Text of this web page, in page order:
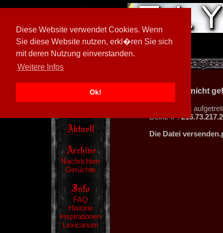
Diese Website verwendet Cookies. Wenn
Sie diese Website nutzen, erkl�ren Sie sich
mit deren Nutzung einverstanden.
Weitere Infos
Ok!
[ 597026/M3]
Nachrichten
Gerüchte
FAQ
Historie
Inspirationen
Lexicanum
404 - Datei nicht
Ein Fehler ist
Deine IP:
Die Datei